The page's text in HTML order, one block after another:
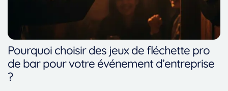
Pourquoi choisir des jeux de fléchette pro
de bar pour votre événement d’entreprise
?